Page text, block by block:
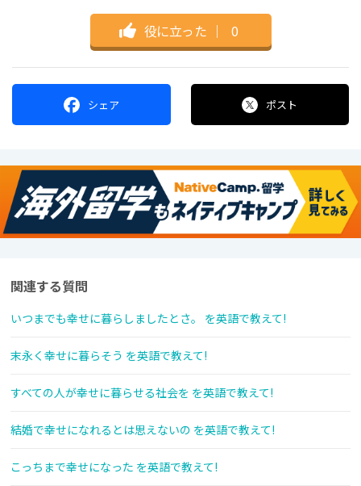
役に立った ｜ 0
シェア ポスト
関連する質問
いつまでも幸せに暮らしましたとさ。 を英語で教えて!
末永く幸せに暮らそう を英語で教えて!
すべての人が幸せに暮らせる社会を を英語で教えて!
結婚で幸せになれるとは思えないの を英語で教えて!
こっちまで幸せになった を英語で教えて!